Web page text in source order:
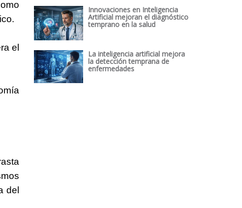
el
del
Innovaciones en Inteligencia
Artificial mejoran el diagnóstico
temprano en la salud
La inteligencia artificial mejora
la detección temprana de
enfermedades